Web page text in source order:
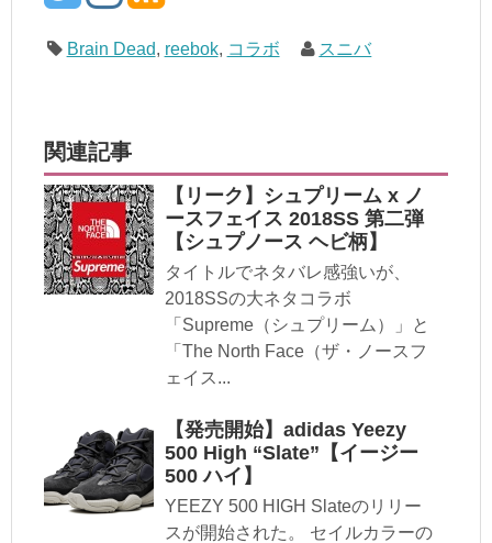
Brain Dead, reebok, コラボ スニバ
関連記事
【リーク】シュプリーム x ノ
ースフェイス 2018SS 第二弾
【シュプノース ヘビ柄】
タイトルでネタバレ感強いが、
2018SSの大ネタコラボ
「Supreme（シュプリーム）」と
「The North Face（ザ・ノースフ
ェイス...
【発売開始】adidas Yeezy
500 High “Slate”【イージー
500 ハイ】
YEEZY 500 HIGH Slateのリリー
スが開始された。 セイルカラーの